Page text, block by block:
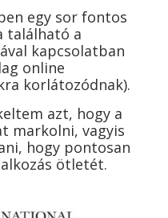
egy sor fontos
található a
kapcsolatban
online
korlátozódnak).
azt, hogy a
markolni, vagyis
hogy pontosan
ötletét.